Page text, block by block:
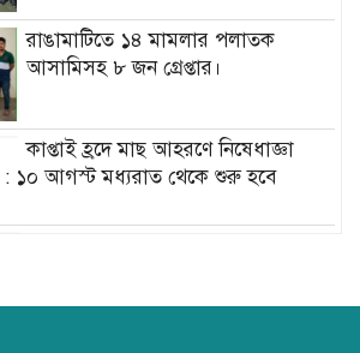
রাঙামাটিতে ১৪ মামলার পলাতক
আসামিসহ ৮ জন গ্রেপ্তার।
কাপ্তাই হ্রদে মাছ আহরণে নিষেধাজ্ঞা
: ১০ আগস্ট মধ্যরাত থেকে শুরু হবে